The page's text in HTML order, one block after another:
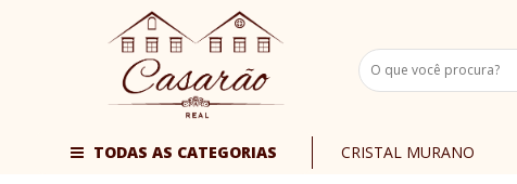
TODAS AS CATEGORIAS CRISTAL MURANO